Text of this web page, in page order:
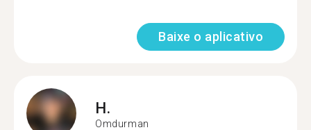
Baixe o aplicativo
H.
Omdurman